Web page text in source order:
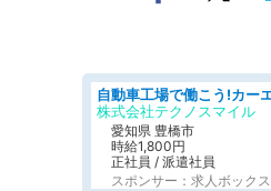
株式会社テクノスマイル
愛知県 豊橋市
時給1,800円
正社員 / 派遣社員
スポンサー：求人ボックス